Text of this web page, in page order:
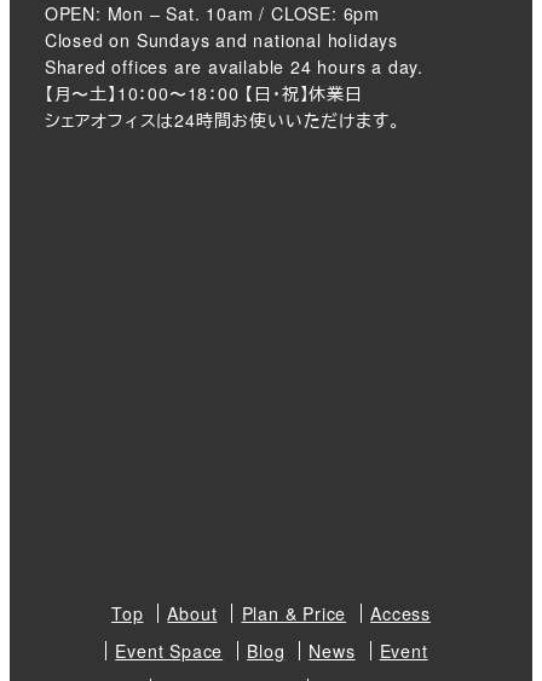
OPEN: Mon – Sat. 10am / CLOSE: 6pm
Closed on Sundays and national holidays
Shared offices are available 24 hours a day.
【月〜土】10：00〜18：00 【日・祝】休業日
シェアオフィスは24時間お使いいただけます。
Top About Plan & Price
Access
Event Space
Blog News
Event